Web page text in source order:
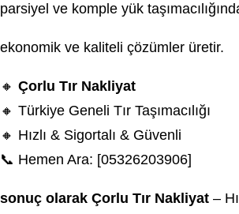
parsiyel ve komple yük
ekonomik ve kaliteli çözümler üretir.
🔸 Çorlu Tır Nakliyat
🔸 Türkiye Geneli Tır Taşımacılığı
🔸 Hızlı & Sigortalı & Güvenli
📞 Hemen Ara: [05326203906]
sonuç olarak Çorlu Tır Nakliyat –